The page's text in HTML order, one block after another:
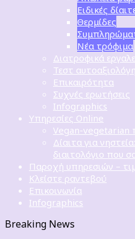
Ειδικές
Θερμίδες
Νέα τρόφιμα
Διατροφικά
Τεστ
Επικαιρότητα
Συχνές ερωτήσεις
Infographics
Υπηρεσίες Online
Vegan-vegetarian
Δίαιτα για
διαιτολόγιο που
Παροχή υπηρεσιών –
Κλείστε ραντεβού
Επικοινωνία
Infographics
Breaking News